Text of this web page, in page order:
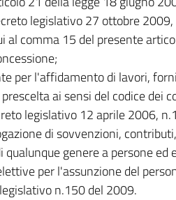
legislativo 27 ottobre
al comma 15 del presente
per l'affidamento di lavori,
ai sensi del codice dei
legislativo 12 aprile 2006,
di sovvenzioni,
genere a persone ed
per l'assunzione del
n.150 del 2009.